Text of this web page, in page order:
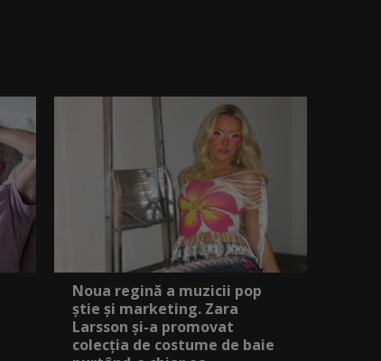
Noua regină a muzicii pop
știe și marketing. Zara
Larsson și-a promovat
colecția de costume de baie